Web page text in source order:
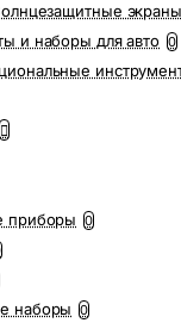
экраны
и наборы для авто 0
приборы 0
наборы 0